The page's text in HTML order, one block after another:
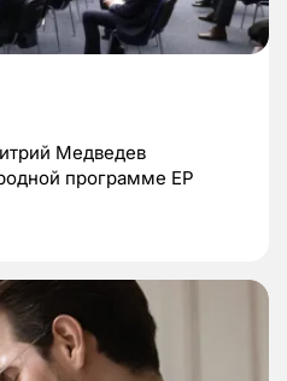
Медведев
программе ЕР